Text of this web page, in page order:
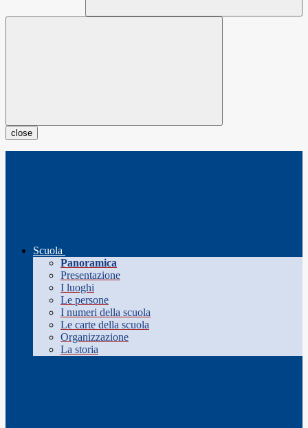
close
Scuola
Panoramica
Presentazione
I luoghi
Le persone
I numeri della scuola
Le carte della scuola
Organizzazione
La storia